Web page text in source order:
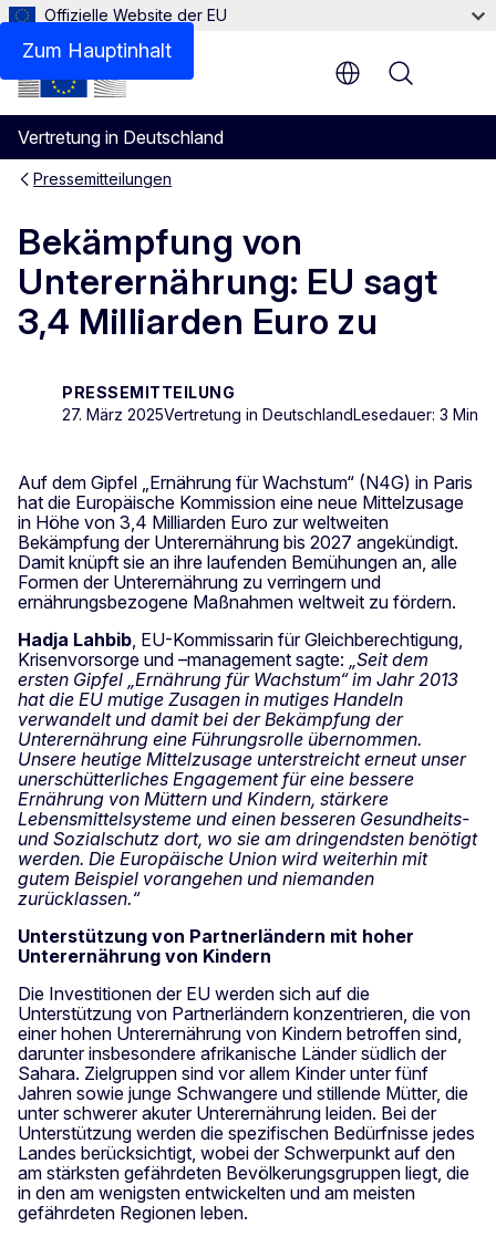
Zum Hauptinhalt
Offizielle Website der EU
Vertretung in Deutschland
Menu
Pressemitteilungen
Bekämpfung von
Unterernährung: EU sagt
3,4 Milliarden Euro zu
PRESSEMITTEILUNG
27. März 2025Vertretung in DeutschlandLesedauer: 3 Min
Auf dem Gipfel „Ernährung für Wachstum“ (N4G) in Paris
hat die Europäische Kommission eine neue Mittelzusage
in Höhe von 3,4 Milliarden Euro zur weltweiten
Bekämpfung der Unterernährung bis 2027 angekündigt.
Damit knüpft sie an ihre laufenden Bemühungen an, alle
Formen der Unterernährung zu verringern und
ernährungsbezogene Maßnahmen weltweit zu fördern.
Hadja Lahbib , EU-Kommissarin für Gleichberechtigung,
Krisenvorsorge und –management sagte: „Seit dem
ersten Gipfel „Ernährung für Wachstum“ im Jahr 2013
hat die EU mutige Zusagen in mutiges Handeln
verwandelt und damit bei der Bekämpfung der
Unterernährung eine Führungsrolle übernommen.
Unsere heutige Mittelzusage unterstreicht erneut unser
unerschütterliches Engagement für eine bessere
Ernährung von Müttern und Kindern, stärkere
Lebensmittelsysteme und einen besseren Gesundheits-
und Sozialschutz dort, wo sie am dringendsten benötigt
werden. Die Europäische Union wird weiterhin mit
gutem Beispiel vorangehen und niemanden
zurücklassen.“
Unterstützung von Partnerländern mit hoher
Unterernährung von Kindern
Die Investitionen der EU werden sich auf die
Unterstützung von Partnerländern konzentrieren, die von
einer hohen Unterernährung von Kindern betroffen sind,
darunter insbesondere afrikanische Länder südlich der
Sahara. Zielgruppen sind vor allem Kinder unter fünf
Jahren sowie junge Schwangere und stillende Mütter, die
unter schwerer akuter Unterernährung leiden. Bei der
Unterstützung werden die spezifischen Bedürfnisse jedes
Landes berücksichtigt, wobei der Schwerpunkt auf den
am stärksten gefährdeten Bevölkerungsgruppen liegt, die
in den am wenigsten entwickelten und am meisten
gefährdeten Regionen leben.